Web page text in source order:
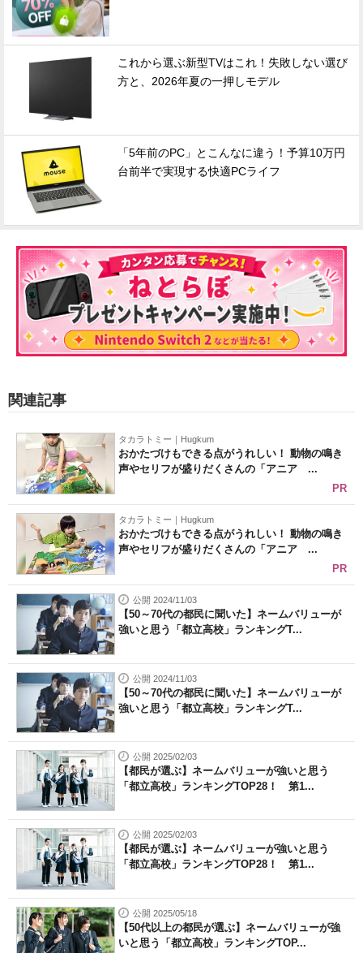
これから選ぶ新型TVはこれ！失敗しない選び
方と、2026年夏の一押しモデル
「5年前のPC」とこんなに違う！予算10万円
台前半で実現する快適PCライフ
関連記事
タカラトミー｜Hugkum
おかたづけもできる点がうれしい！ 動物の鳴き
声やセリフが盛りだくさんの「アニア ...
PR
タカラトミー｜Hugkum
おかたづけもできる点がうれしい！ 動物の鳴き
声やセリフが盛りだくさんの「アニア ...
PR
公開 2024/11/03
【50～70代の都民に聞いた】ネームバリューが
強いと思う「都立高校」ランキングT...
公開 2024/11/03
【50～70代の都民に聞いた】ネームバリューが
強いと思う「都立高校」ランキングT...
公開 2025/02/03
【都民が選ぶ】ネームバリューが強いと思う
「都立高校」ランキングTOP28！ 第1...
公開 2025/02/03
【都民が選ぶ】ネームバリューが強いと思う
「都立高校」ランキングTOP28！ 第1...
公開 2025/05/18
【50代以上の都民が選ぶ】ネームバリューが強
いと思う「都立高校」ランキングTOP...